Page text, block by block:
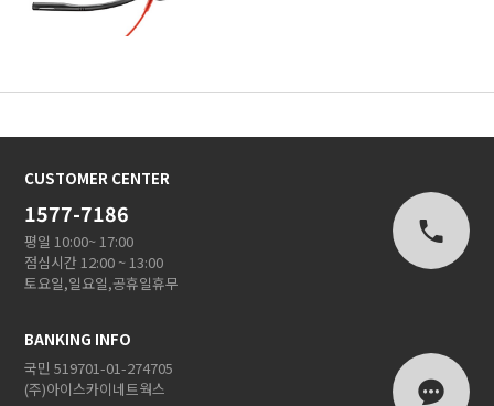
CUSTOMER CENTER
1577-7186
평일 10:00~ 17:00
점심시간 12:00 ~ 13:00
토요일,일요일,공휴일휴무
BANKING INFO
국민 519701-01-274705
(주)아이스카이네트웍스